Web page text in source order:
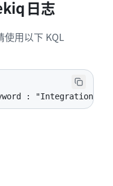
日志
使用以下 KQL
: